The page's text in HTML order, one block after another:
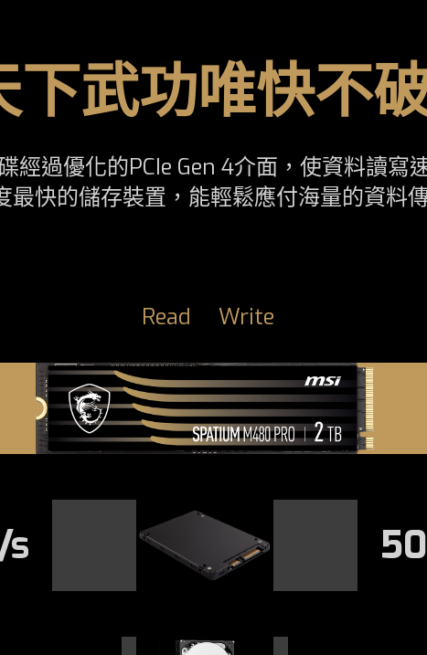
下武功唯快不
經過優化的PCIe Gen 4介面，使資料讀
快的儲存裝置，能輕鬆應付海量的資料
Read Write